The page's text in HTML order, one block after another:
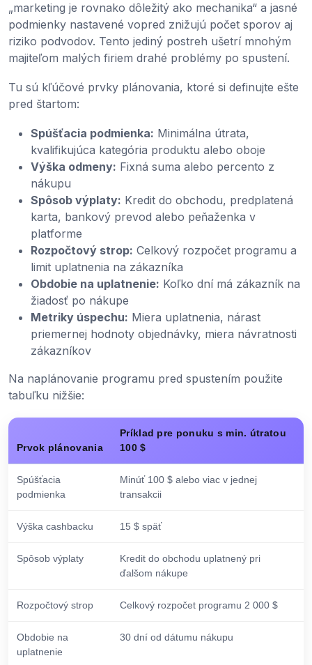
„marketing je rovnako dôležitý ako mechanika“ a jasné
podmienky nastavené vopred znižujú počet sporov aj
riziko podvodov. Tento jediný postreh ušetrí mnohým
majiteľom malých firiem drahé problémy po spustení.
Tu sú kľúčové prvky plánovania, ktoré si definujte ešte
pred štartom:
Spúšťacia podmienka: Minimálna útrata,
kvalifikujúca kategória produktu alebo oboje
Výška odmeny: Fixná suma alebo percento z
nákupu
Spôsob výplaty: Kredit do obchodu, predplatená
karta, bankový prevod alebo peňaženka v
platforme
Rozpočtový strop: Celkový rozpočet programu a
limit uplatnenia na zákazníka
Obdobie na uplatnenie: Koľko dní má zákazník na
žiadosť po nákupe
Metriky úspechu: Miera uplatnenia, nárast
priemernej hodnoty objednávky, miera návratnosti
zákazníkov
Na naplánovanie programu pred spustením použite
tabuľku nižšie:
Prvok plánovania
Príklad pre ponuku s min. útratou
100 $
Spúšťacia
podmienka
Minúť 100 $ alebo viac v jednej
transakcii
Výška cashbacku 15 $ späť
Spôsob výplaty
Kredit do obchodu uplatnený pri
ďalšom nákupe
Rozpočtový strop Celkový rozpočet programu 2 000 $
Obdobie na
uplatnenie
30 dní od dátumu nákupu